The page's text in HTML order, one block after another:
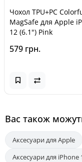
Чохол TPU+PC
MagSafe для Apple
12 (6.1") Pink
579 грн.
Вас також
Аксесуари для Apple
Аксесуари для iPhone